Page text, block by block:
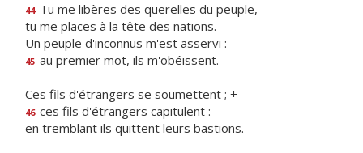
44 Tu me libères des querelles du peuple,
tu me places à la tête des nations.
Un peuple d'inconnus m'est asservi :
45 au premier mot, ils m'obéissent.
Ces fils d'étrangers se soumettent ; +
46 ces fils d'étrangers capitulent :
en tremblant ils quittent leurs bastions.